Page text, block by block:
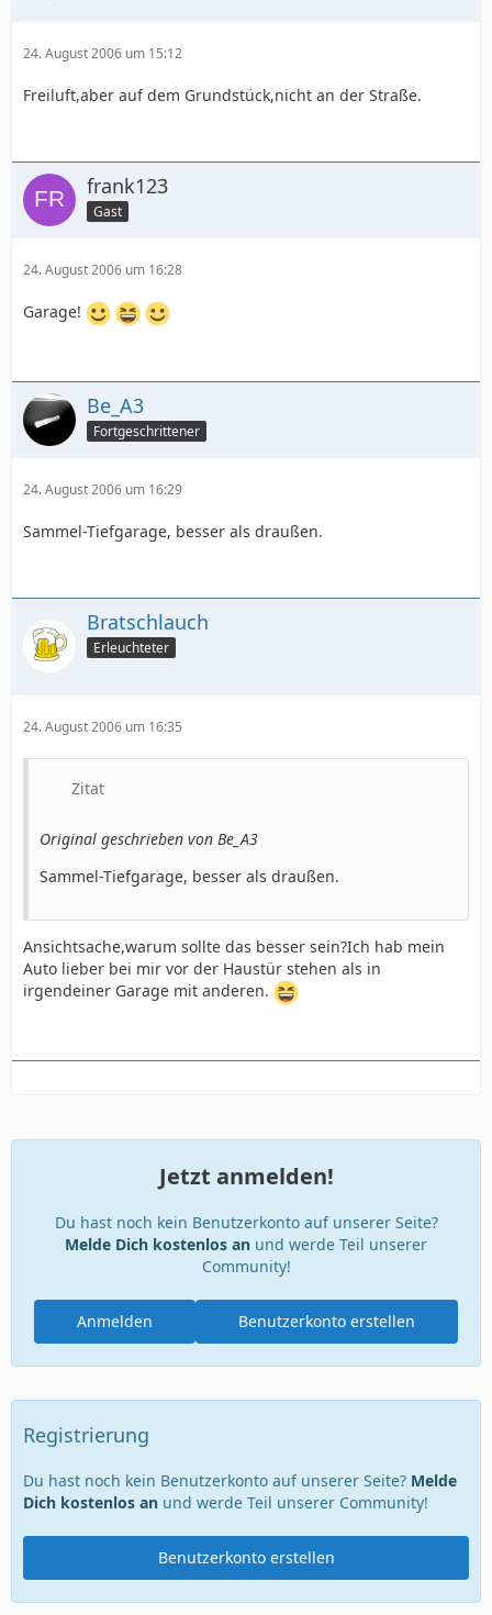
24. August 2006 um 15:12
Freiluft,aber auf dem Grundstück,nicht an der Straße.
frank123
Gast
24. August 2006 um 16:28
Garage!
Be_A3
Fortgeschrittener
24. August 2006 um 16:29
Sammel-Tiefgarage, besser als draußen.
Bratschlauch
Erleuchteter
24. August 2006 um 16:35
Zitat
Original geschrieben von Be_A3
Sammel-Tiefgarage, besser als draußen.
Ansichtsache,warum sollte das besser sein?Ich hab mein
Auto lieber bei mir vor der Haustür stehen als in
irgendeiner Garage mit anderen.
Jetzt anmelden!
Du hast noch kein Benutzerkonto auf unserer Seite?
Melde Dich kostenlos an und werde Teil unserer
Community!
Benutzerkonto erstellen
Anmelden
Registrierung
Du hast noch kein Benutzerkonto auf unserer Seite? Melde
Dich kostenlos an und werde Teil unserer Community!
Benutzerkonto erstellen